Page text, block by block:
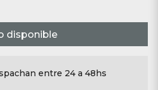
disponible
entre 24 a 48hs